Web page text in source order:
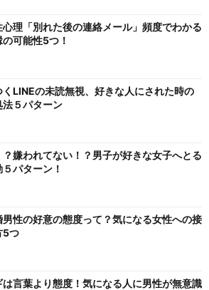
心理「別れた後の連絡メール」頻度でわかる
の可能性5つ！
くLINEの未読無視、好きな人にされた時の
法５パターン
？嫌われてない！？男子が好きな女子へとる
パターン！
男性の好意の態度って？気になる女性への接
5つ
は言葉より態度！気になる人に男性が無意識